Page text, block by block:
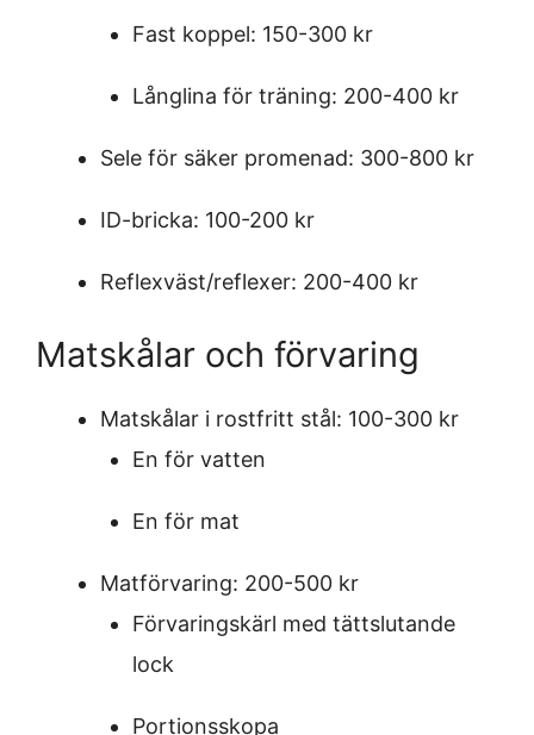
Fast koppel: 150-300 kr
Långlina för träning: 200-400 kr
Sele för säker promenad: 300-800 kr
ID-bricka: 100-200 kr
Reflexväst/reflexer: 200-400 kr
Matskålar och förvaring
Matskålar i rostfritt stål: 100-300 kr
En för vatten
En för mat
Matförvaring: 200-500 kr
Förvaringskärl med tättslutande
lock
Portionsskopa